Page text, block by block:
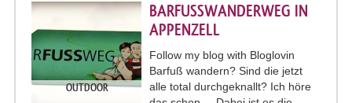
OUTDOOR
BARFUSSWANDERWEG IN A
PPENZELL
Follow my blog with Bloglovin
Barfuß wandern? Sind die jetzt
alle total durchgeknallt? Ich höre